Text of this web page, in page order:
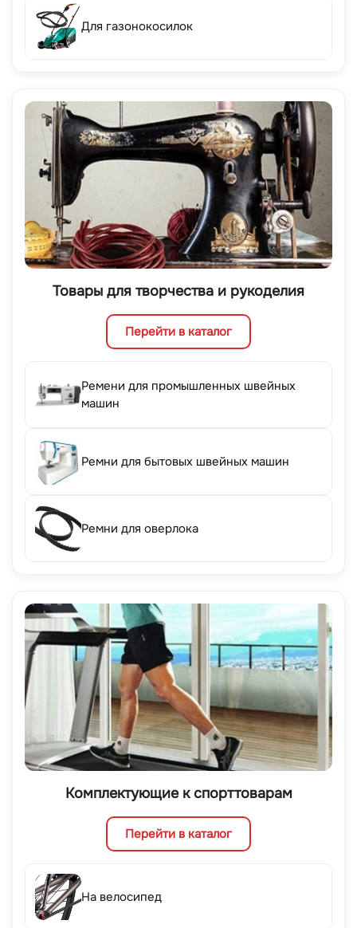
Для газонокосилок
Товары для творчества и рукоделия
Перейти в каталог
Ремени для промышленных швейных
машин
Ремни для бытовых швейных машин
Ремни для оверлока
Комплектующие к спорттоварам
Перейти в каталог
На велосипед